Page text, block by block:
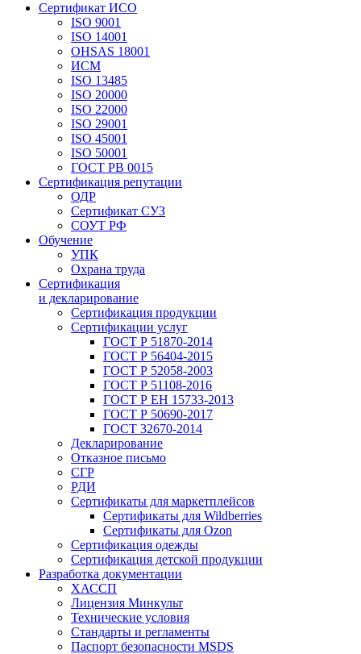
Сертификат ИСО
ISO 9001
ISO 14001
OHSAS 18001
ИСМ
ISO 13485
ISO 20000
ISO 22000
ISO 29001
ISO 45001
ISO 50001
ГОСТ РВ 0015
Сертификация репутации
ОДР
Сертификат СУЗ
СОУТ РФ
Обучение
УПК
Охрана труда
Сертификация
и декларирование
Сертификация продукции
Сертификации услуг
ГОСТ Р 51870-2014
ГОСТ Р 56404-2015
ГОСТ Р 52058-2003
ГОСТ Р 51108-2016
ГОСТ Р ЕН 15733-2013
ГОСТ Р 50690-2017
ГОСТ 32670-2014
Декларирование
Отказное письмо
СГР
РДИ
Сертификаты для маркетплейсов
Сертификаты для Wildberries
Сертификаты для Ozon
Сертификация одежды
Сертификация детской продукции
Разработка документации
ХАССП
Лицензия Минкульт
Технические условия
Стандарты и регламенты
Паспорт безопасности MSDS